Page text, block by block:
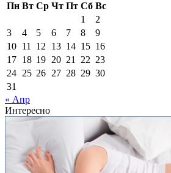
Пн Вт Ср Чт Пт Сб Вс
1
2
3
4 5 6 7 8
9
10 11 12 13 14 15 16
17 18 19 20 21 22 23
24 25 26 27 28 29 30
31
« Апр
Интересно